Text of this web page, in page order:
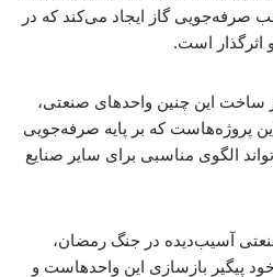
صرفه‌جویی گاز ایجاد می‌کند که در
است.
ساخت این چنین واحدهای صنعتی،
پروژه‌هاست که بر پایه صرفه‌جویی
الگوی مناسبی برای سایر صنایع
آسیب‌دیده در جنگ رمضان،
پیگیر بازسازی این واحدهاست و